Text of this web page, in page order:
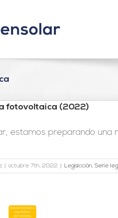
fotovoltaica (2022)
estamos preparando una
octubre 7th, 2022 Legislación, Serie